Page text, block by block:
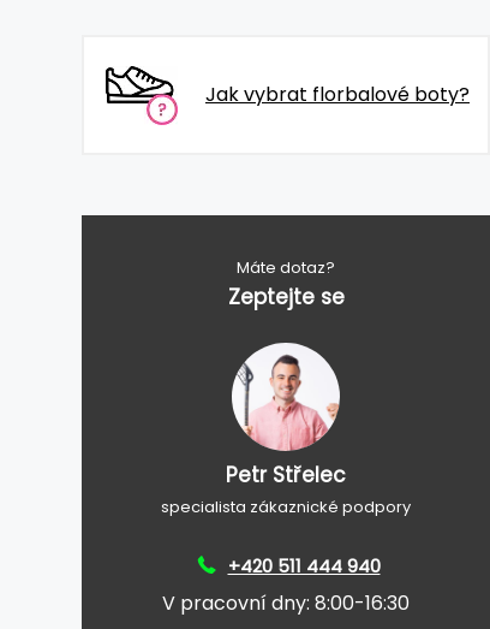
Jak vybrat florbalové boty?
Máte dotaz?
Zeptejte se
Petr Střelec
specialista zákaznické podpory
+420 511 444 940
V pracovní dny: 8:00-16:30